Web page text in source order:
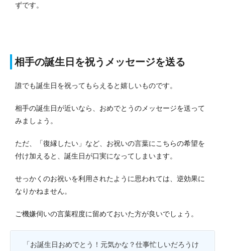
ずです。
相手の誕生日を祝うメッセージを送る
誰でも誕生日を祝ってもらえると嬉しいものです。
相手の誕生日が近いなら、おめでとうのメッセージを送って
みましょう。
ただ、「復縁したい」など、お祝いの言葉にこちらの希望を
付け加えると、誕生日が口実になってしまいます。
せっかくのお祝いを利用されたように思われては、逆効果に
なりかねません。
ご機嫌伺いの言葉程度に留めておいた方が良いでしょう。
「お誕生日おめでとう！元気かな？仕事忙しいだろうけ